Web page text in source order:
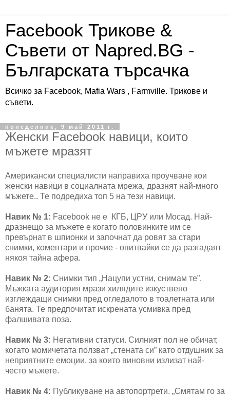
Facebook Трикове &
Съвети от Napred.BG -
Българската търсачка
Всичко за Facebook, Mafia Wars , Farmville. Трикове и
съвети.
понеделник, 9 май 2011 г.
Женски Facebook навици, които
мъжете мразят
Американски специалисти направиха проучване кои
женски навици в социалната мрежа, дразнят най-много
мъжете.. Те подредиха топ 5 на тези навици.
Навик № 1: Facebook не е КГБ, ЦРУ или Мосад. Най-
дразнещо за мъжете е когато половинките им се
превърнат в шпионки и започнат да ровят за стари
снимки, коментари и прочие - опитвайки се да разгадаят
някоя тайна афера.
Навик № 2: Снимки тип „Нацупи устни, снимам те”.
Мъжката аудитория мрази хилядите изкуствено
изглеждащи снимки пред огледалото в тоалетната или
банята. Те предпочитат искрената усмивка пред
фалшивата поза.
Навик № 3: Негативни статуси. Силният пол не обичат,
когато момичетата ползват „стената си” като отдушник за
неприятните емоции, за които виновни излизат най-
често мъжете.
Навик № 4: Публикуване на автопортрети. „Смятам го за